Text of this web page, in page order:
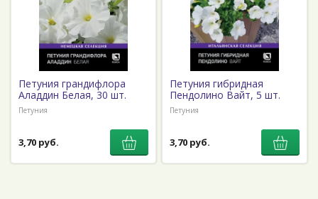
Петуния грандифлора
Аладдин Белая, 30 шт.
Петуния
3,70 руб.
Петуния гибридная
Пендолино Вайт, 5 шт.
Петуния
3,70 руб.